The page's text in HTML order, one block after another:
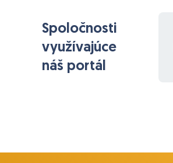
Spoločnosti
využívajúce
náš portál